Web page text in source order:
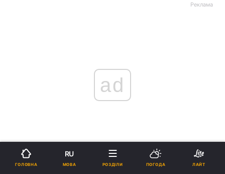
Реклама
ad
Про це повідомляє Kotaku
ГОЛОВНА
RU
МОВА РОЗДІЛИ ПОГОДА ЛАЙТ